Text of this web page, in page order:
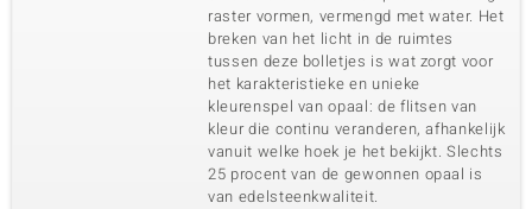
raster vormen, vermengd met water. Het
breken van het licht in de ruimtes
tussen deze bolletjes is wat zorgt voor
het karakteristieke en unieke
kleurenspel van opaal: de flitsen van
kleur die continu veranderen, afhankelijk
vanuit welke hoek je het bekijkt. Slechts
25 procent van de gewonnen opaal is
van edelsteenkwaliteit.